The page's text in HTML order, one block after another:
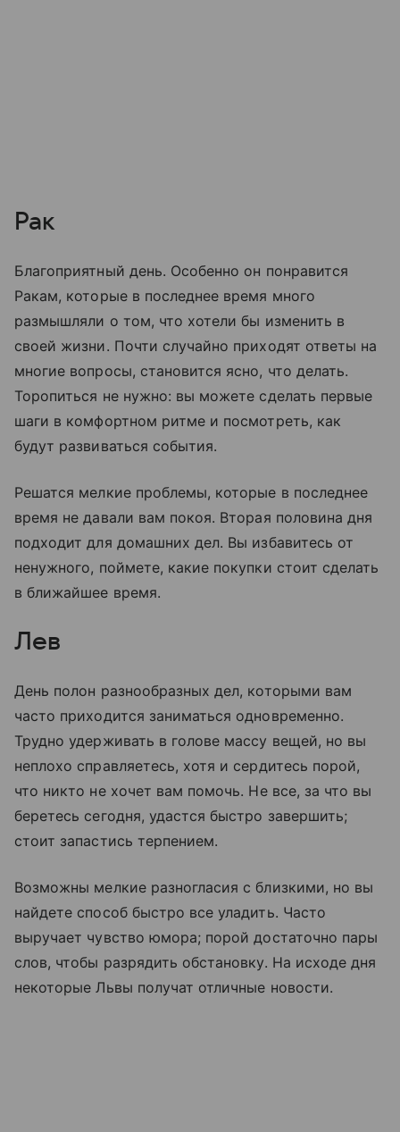
Рак
Благоприятный день. Особенно он понравится
Ракам, которые в последнее время много
размышляли о том, что хотели бы изменить в
своей жизни. Почти случайно приходят ответы на
многие вопросы, становится ясно, что делать.
Торопиться не нужно: вы можете сделать первые
шаги в комфортном ритме и посмотреть, как
будут развиваться события.
Решатся мелкие проблемы, которые в последнее
время не давали вам покоя. Вторая половина дня
подходит для домашних дел. Вы избавитесь от
ненужного, поймете, какие покупки стоит сделать
в ближайшее время.
Лев
День полон разнообразных дел, которыми вам
часто приходится заниматься одновременно.
Трудно удерживать в голове массу вещей, но вы
неплохо справляетесь, хотя и сердитесь порой,
что никто не хочет вам помочь. Не все, за что вы
беретесь сегодня, удастся быстро завершить;
стоит запастись терпением.
Возможны мелкие разногласия с близкими, но вы
найдете способ быстро все уладить. Часто
выручает чувство юмора; порой достаточно пары
слов, чтобы разрядить обстановку. На исходе дня
некоторые Львы получат отличные новости.